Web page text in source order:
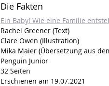
Die Fakten
Ein Baby! Wie eine Familie
Rachel Greener (Text)
Clare Owen (Illustration)
Mika Maier (Übersetzung aus
Penguin Junior
32 Seiten
Erschienen am 19.07.2021